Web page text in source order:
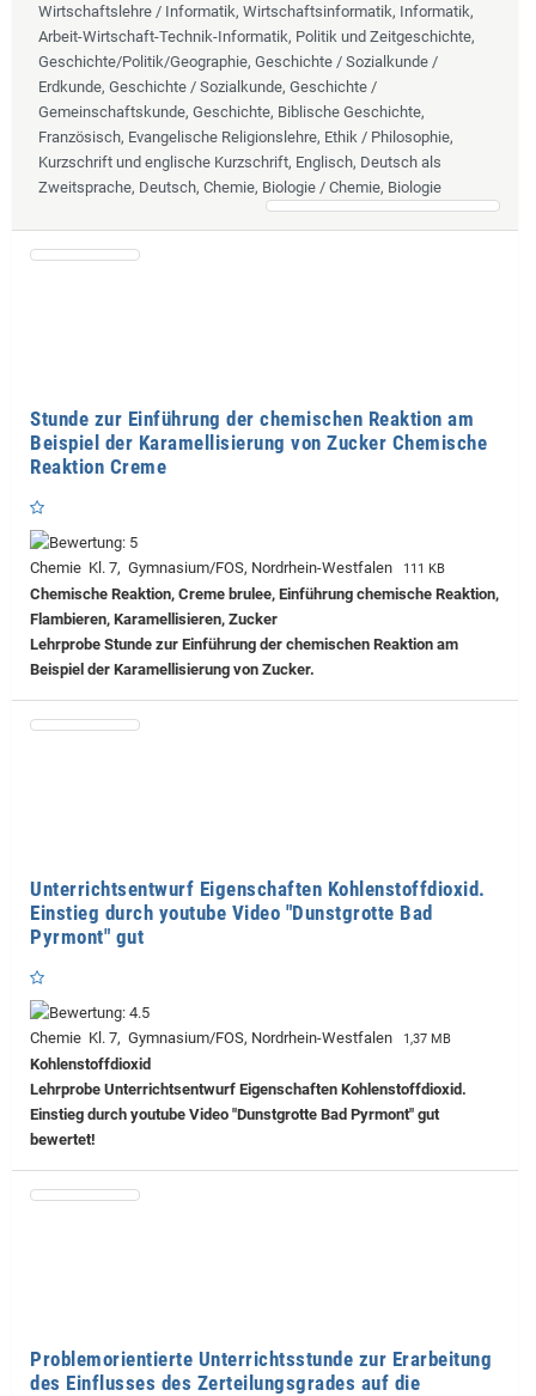
Wirtschaftslehre / Informatik, Wirtschaftsinformatik, Informatik,
Arbeit-Wirtschaft-Technik-Informatik, Politik und Zeitgeschichte,
Geschichte/Politik/Geographie, Geschichte / Sozialkunde /
Erdkunde, Geschichte / Sozialkunde, Geschichte /
Gemeinschaftskunde, Geschichte, Biblische Geschichte,
Französisch, Evangelische Religionslehre, Ethik / Philosophie,
Kurzschrift und englische Kurzschrift, Englisch, Deutsch als
Zweitsprache, Deutsch, Chemie, Biologie / Chemie, Biologie
Stunde zur Einführung der chemischen Reaktion am
Beispiel der Karamellisierung von Zucker Chemische
Reaktion Creme
Chemie Kl. 7, Gymnasium/FOS, Nordrhein-Westfalen 111 KB
Chemische Reaktion, Creme brulee, Einführung chemische Reaktion,
Flambieren, Karamellisieren, Zucker
Lehrprobe Stunde zur Einführung der chemischen Reaktion am
Beispiel der Karamellisierung von Zucker.
Unterrichtsentwurf Eigenschaften Kohlenstoffdioxid.
Einstieg durch youtube Video "Dunstgrotte Bad
Pyrmont" gut
Chemie Kl. 7, Gymnasium/FOS, Nordrhein-Westfalen 1,37 MB
Kohlenstoffdioxid
Lehrprobe Unterrichtsentwurf Eigenschaften Kohlenstoffdioxid.
Einstieg durch youtube Video "Dunstgrotte Bad Pyrmont" gut
bewertet!
Problemorientierte Unterrichtsstunde zur Erarbeitung
des Einflusses des Zerteilungsgrades auf die